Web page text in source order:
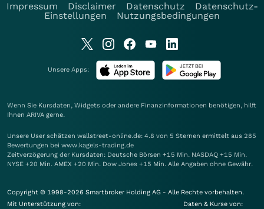
Impressum
Disclaimer Datenschutz
Datenschutz-
Einstellungen
Nutzungsbedingungen
Unsere Apps:
Wenn Sie Kursdaten, Widgets oder andere Finanzinformationen benötigen, hilft
Ihnen ARIVA gerne.
Unsere User schätzen wallstreet-online.de: 4.8 von 5 Sternen ermittelt aus 285
Bewertungen bei www.kagels-trading.de
Zeitverzögerung der Kursdaten: Deutsche Börsen +15 Min. NASDAQ +15 Min.
NYSE +20 Min. AMEX +20 Min. Dow Jones +15 Min. Alle Angaben ohne Gewähr.
Copyright © 1998-2026 Smartbroker Holding AG - Alle Rechte vorbehalten.
Mit Unterstützung von:
Daten & Kurse von: